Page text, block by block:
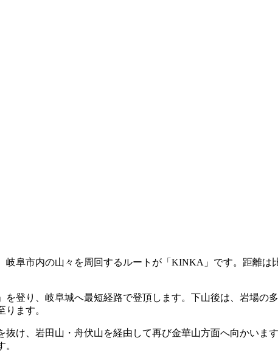
阜市内の山々を周回するルートが「KINKA」です。距離
登り、岐阜城へ最短経路で登頂します。下山後は、岩場の
ます。
け、岩田山・舟伏山を経由して再び金華山方面へ向かいま